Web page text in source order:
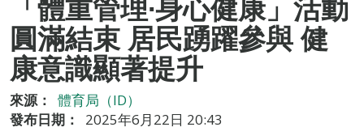
「體重管理∙身心健康」活動
圓滿結束 居民踴躍參與 健
康意識顯著提升
來源：
體育局（ID）
發布日期：
2025年6月22日 20:43